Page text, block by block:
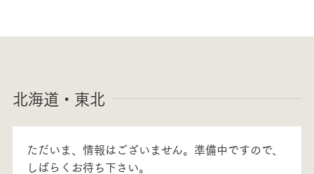
北海道・東北
ただいま、情報はございません。準備中ですので、
しばらくお待ち下さい。